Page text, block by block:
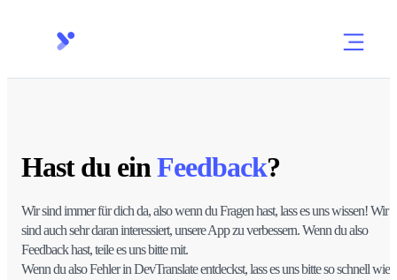
Hast du einFeedback?
Wir sind immer für dich da, also wenn du Fragen hast, lass es uns wissen! Wir
sind auch sehr daran interessiert, unsere App zu verbessern. Wenn du also
Feedback hast, teile es uns bitte mit.
Wenn du also Fehler in DevTranslate entdeckst, lass es uns bitte so schnell wie